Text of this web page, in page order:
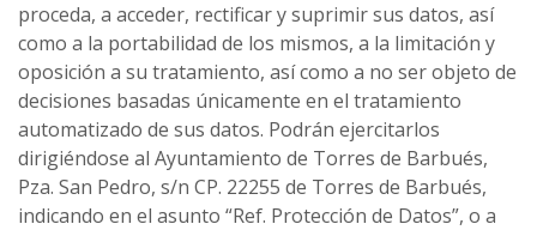
proceda, a acceder, rectificar y suprimir sus datos, así
como a la portabilidad de los mismos, a la limitación y
oposición a su tratamiento, así como a no ser objeto de
decisiones basadas únicamente en el tratamiento
automatizado de sus datos. Podrán ejercitarlos
dirigiéndose al Ayuntamiento de Torres de Barbués,
Pza. San Pedro, s/n CP. 22255 de Torres de Barbués,
indicando en el asunto “Ref. Protección de Datos”, o a